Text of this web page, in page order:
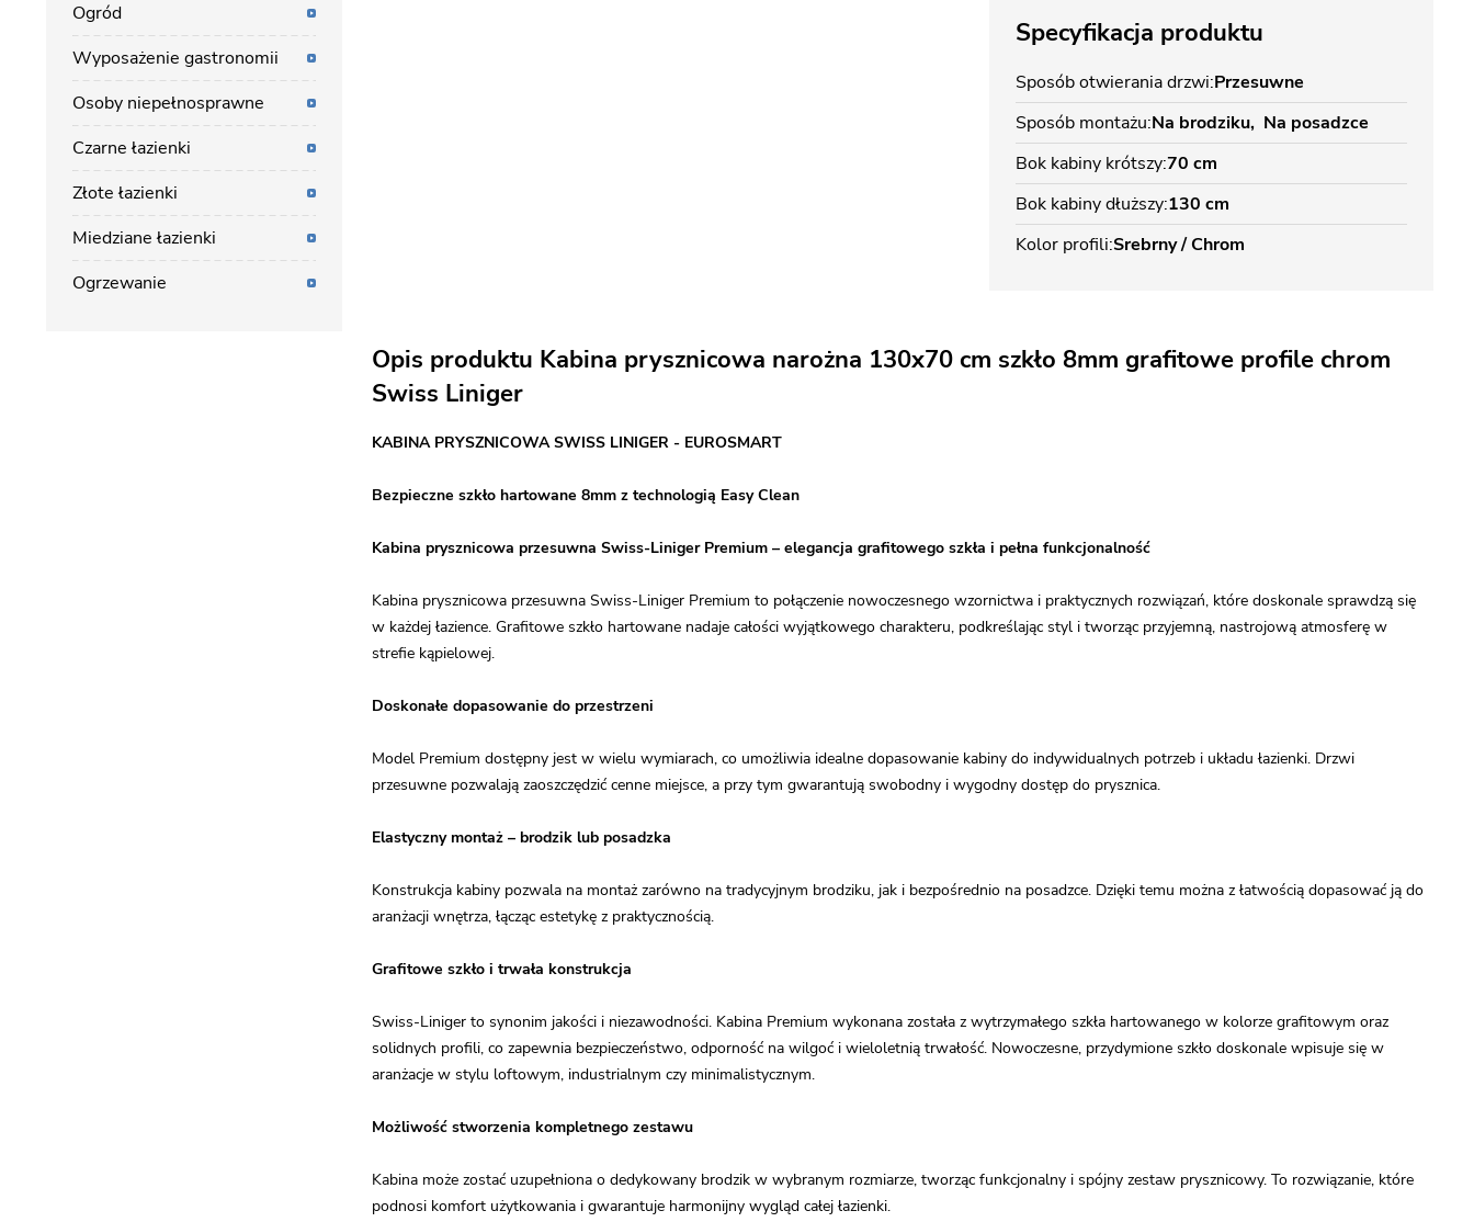
Specyfikacja produktu
Sposób otwierania drzwi Przesuwne
Sposób montażu Na brodziku Na posadzce
Bok kabiny krótszy70 cm
Bok kabiny dłuższy 130 cm
Kolor profili Srebrny / Chrom
Opis produktu Kabina prysznicowa narożna 130x70 cm szkło 8mm grafitowe profile chrom
Swiss Liniger
KABINA PRYSZNICOWA SWISS LINIGER - EUROSMART
Bezpieczne szkło hartowane 8mm z technologią Easy Clean
Kabina prysznicowa przesuwna Swiss-Liniger Premium – elegancja grafitowego szkła i pełna funkcjonalność
Kabina prysznicowa przesuwna Swiss-Liniger Premium to połączenie nowoczesnego wzornictwa i praktycznych rozwiązań, które doskonale sprawdzą się
w każdej łazience. Grafitowe szkło hartowane nadaje całości wyjątkowego charakteru, podkreślając styl i tworząc przyjemną, nastrojową atmosferę w
strefie kąpielowej.
Doskonałe dopasowanie do przestrzeni
Model Premium dostępny jest w wielu wymiarach, co umożliwia idealne dopasowanie kabiny do indywidualnych potrzeb i układu łazienki. Drzwi
przesuwne pozwalają zaoszczędzić cenne miejsce, a przy tym gwarantują swobodny i wygodny dostęp do prysznica.
Elastyczny montaż – brodzik lub posadzka
Konstrukcja kabiny pozwala na montaż zarówno na tradycyjnym brodziku, jak i bezpośrednio na posadzce. Dzięki temu można z łatwością dopasować ją do
aranżacji wnętrza, łącząc estetykę z praktycznością.
Grafitowe szkło i trwała konstrukcja
Swiss-Liniger to synonim jakości i niezawodności. Kabina Premium wykonana została z wytrzymałego szkła hartowanego w kolorze grafitowym oraz
solidnych profili, co zapewnia bezpieczeństwo, odporność na wilgoć i wieloletnią trwałość. Nowoczesne, przydymione szkło doskonale wpisuje się w
aranżacje w stylu loftowym, industrialnym czy minimalistycznym.
Możliwość stworzenia kompletnego zestawu
Kabina może zostać uzupełniona o dedykowany brodzik w wybranym rozmiarze, tworząc funkcjonalny i spójny zestaw prysznicowy. To rozwiązanie, które
podnosi komfort użytkowania i gwarantuje harmonijny wygląd całej łazienki.
Ogród
Wyposażenie gastronomii
Osoby niepełnosprawne
Czarne łazienki
Złote łazienki
Miedziane łazienki
Ogrzewanie